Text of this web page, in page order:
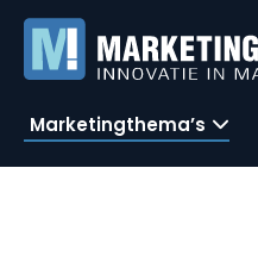
Marketingthema’s